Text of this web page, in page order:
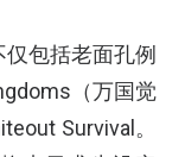
包括老面孔例
（万国觉
Survival。